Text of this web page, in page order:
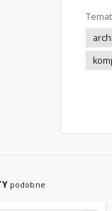
podobne